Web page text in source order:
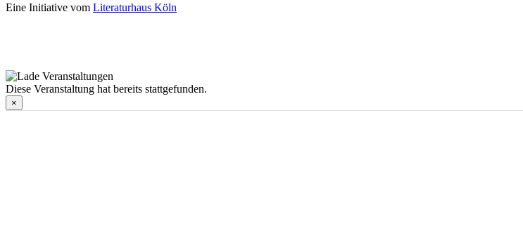
Eine Initiative vom Literaturhaus Köln
Diese Veranstaltung hat bereits stattgefunden.
×